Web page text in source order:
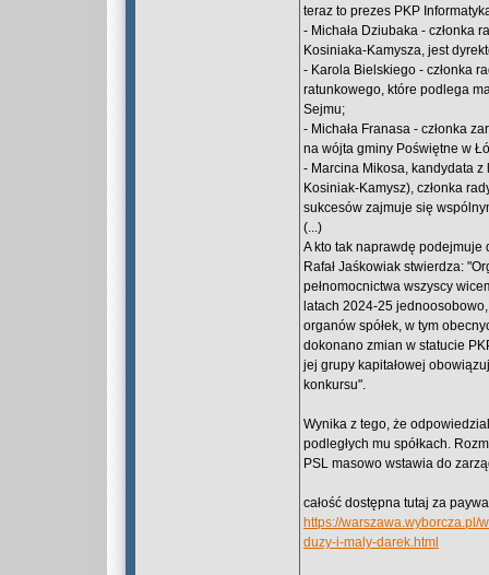
teraz to prezes PKP
- Michała Dziubaka - członka
Kosiniaka-Kamysza, jest
- Karola Bielskiego - członka
ratunkowego, które podlega
Sejmu;
- Michała Franasa - członka
na wójta gminy Poświętne w
- Marcina Mikosa, kandydata z
Kosiniak-Kamysz), członka
sukcesów zajmuje się
(...)
A kto tak naprawdę podejmuje
Rafał Jaśkowiak stwierdza:
pełnomocnictwa wszyscy
latach 2024-25
organów spółek, w tym
dokonano zmian w statucie
jej grupy kapitałowej
konkursu".
Wynika z tego, że
podległych mu spółkach.
PSL masowo wstawia do
całość dostępna tutaj za
https://
duzy-i-maly-darek.html